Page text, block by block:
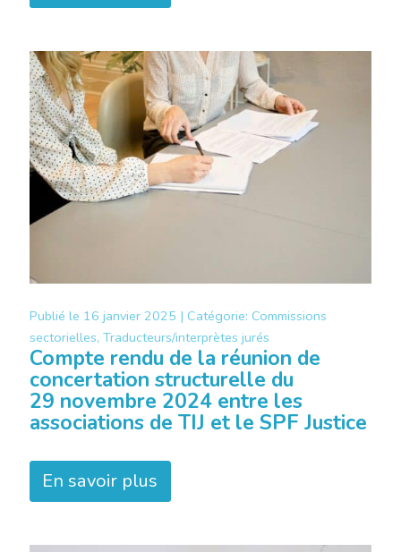
Publié le 16 janvier 2025 | Catégorie: Commissions
sectorielles, Traducteurs/interprètes jurés
Compte rendu de la réunion de
concertation structurelle du
29 novembre 2024 entre les
associations de TIJ et le SPF Justice
En savoir plus